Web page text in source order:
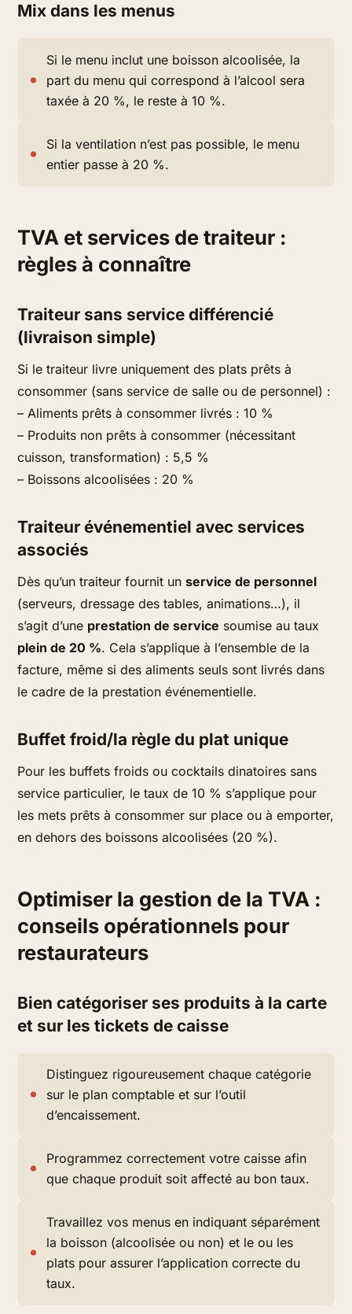
Mix dans les menus
Si le menu inclut une boisson alcoolisée, la
part du menu qui correspond à l’alcool sera
taxée à 20 %, le reste à 10 %.
Si la ventilation n’est pas possible, le menu
entier passe à 20 %.
TVA et services de traiteur :
règles à connaître
Traiteur sans service différencié
(livraison simple)
Si le traiteur livre uniquement des plats prêts à
consommer (sans service de salle ou de personnel) :
– Aliments prêts à consommer livrés : 10 %
– Produits non prêts à consommer (nécessitant
cuisson, transformation) : 5,5 %
– Boissons alcoolisées : 20 %
Traiteur événementiel avec services
associés
Dès qu’un traiteur fournit unservice de personnel
(serveurs, dressage des tables, animations…), il
s’agit d’une prestation de service soumise au taux
plein de 20 %. Cela s’applique à l’ensemble de la
facture, même si des aliments seuls sont livrés dans
le cadre de la prestation événementielle.
Buffet froid/la règle du plat unique
Pour les buffets froids ou cocktails dinatoires sans
service particulier, le taux de 10 % s’applique pour
les mets prêts à consommer sur place ou à emporter,
en dehors des boissons alcoolisées (20 %).
Optimiser la gestion de la TVA :
conseils opérationnels pour
restaurateurs
Bien catégoriser ses produits à la carte
et sur les tickets de caisse
Distinguez rigoureusement chaque catégorie
sur le plan comptable et sur l’outil
d’encaissement.
Programmez correctement votre caisse afin
que chaque produit soit affecté au bon taux.
Travaillez vos menus en indiquant séparément
la boisson (alcoolisée ou non) et le ou les
plats pour assurer l’application correcte du
taux.